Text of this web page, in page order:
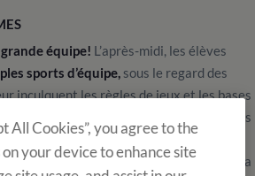
équipe! L’après-midi, les élèves
sports d’équipe,sous le regard des
inculquent les règles de jeux et les bases
sont inaugurées en grandes pompes
une cérémonie d’ouverture des Jeux
chaque jour, se déroulent les matchs de la
All Cookies”, you agree to the
your device to enhance site